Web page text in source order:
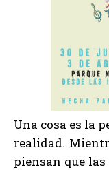
Una cosa es la
realidad.
piensan que las